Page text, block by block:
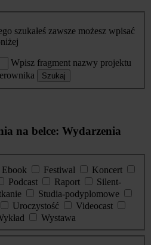
szukałeś zawsze możesz wpisać
Wpisz fragment nazwy projektu
Szukaj
na belce: Wydarzenia
Ebook Festiwal
Koncert
Podcast Raport
Silent-
Studia-podyplomowe
Uroczystość
Videocast
Wystawa